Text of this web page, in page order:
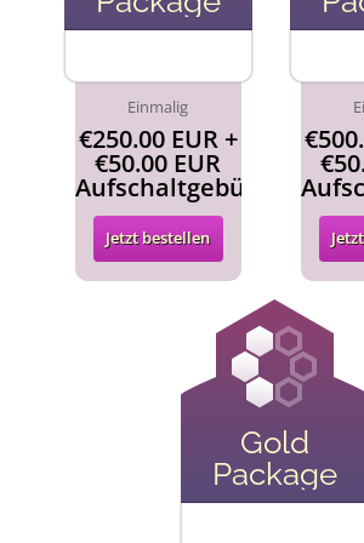
Einmalig
€250.00 EUR +
€50.00 EUR
Aufschaltgebühr
Jetzt bestellen
Gold
Package